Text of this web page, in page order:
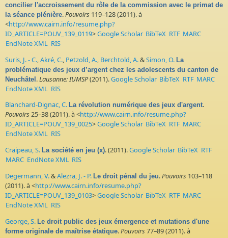
concilier l'accroissement du rôle de la commission avec le primat de
la séance plénière.Pouvoirs 119–128 (2011). à
<http://www.cairn.info/resume.php?
ID_ARTICLE=POUV_139_0119>Google Scholar BibTeX RTF MARC
EndNote XML RIS
Suris, J. - C. Akré, C. Petzold, A. Berchtold, A.&Simon, O. La
problématique des jeux d’argent chez les adolescents du canton de
Neuchâtel.Lausanne: IUMSP(2011).Google Scholar BibTeX RTF MARC
EndNote XML
RIS
Blanchard-Dignac, C. La révolution numérique des jeux d'argent.
Pouvoirs 25–38 (2011). à <http://www.cairn.info/resume.php?
ID_ARTICLE=POUV_139_0025>Google Scholar BibTeX RTF MARC
EndNote XML RIS
Craipeau, S. La société en jeu (x). (2011).Google Scholar BibTeX RTF
MARC EndNote XML RIS
Degermann, V.&Alezra, J. - P. Le droit pénal du jeu.Pouvoirs 103–118
(2011). à <http://www.cairn.info/resume.php?
ID_ARTICLE=POUV_139_0103>Google Scholar BibTeX RTF MARC
EndNote XML RIS
George, S. Le droit public des jeux émergence et mutations d'une
forme originale de maîtrise étatique.Pouvoirs 77–89 (2011). à